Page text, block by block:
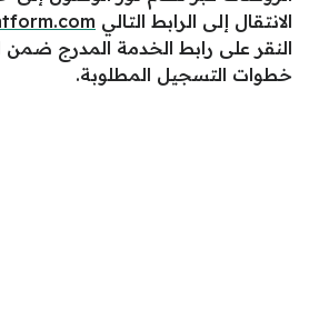
الانتقال إلى الرابط التالي
النقر على رابط الخدمة المدرج ضمن
خطوات التسجيل المطلوبة.